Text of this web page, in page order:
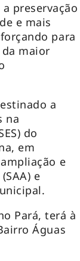
preservação
e mais
para
maior
a
na
do
em
e
e
Pará, terá à
Águas